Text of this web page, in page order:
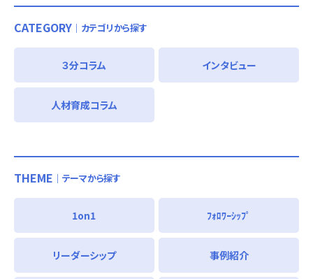
CATEGORY ｜カテゴリから探す
３分コラム インタビュー
人材育成コラム
THEME ｜テーマから探す
1on1 ﾌｫﾛﾜｰｼｯﾌﾟ
リーダーシップ 事例紹介